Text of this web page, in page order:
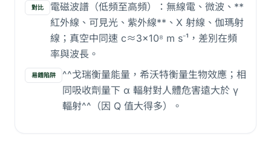
對比
電磁波譜（低頻至高頻）：無線電、微波、**
紅外線、可見光、紫外線**、X 射線、伽瑪射
線；真空中同速 c≈3×10⁸ m s⁻¹，差別在頻
率與波長。
易錯陷阱
^^戈瑞衡量能量，希沃特衡量生物效應；相
同吸收劑量下 α 輻射對人體危害遠大於 γ
輻射^^（因 Q 值大得多）。